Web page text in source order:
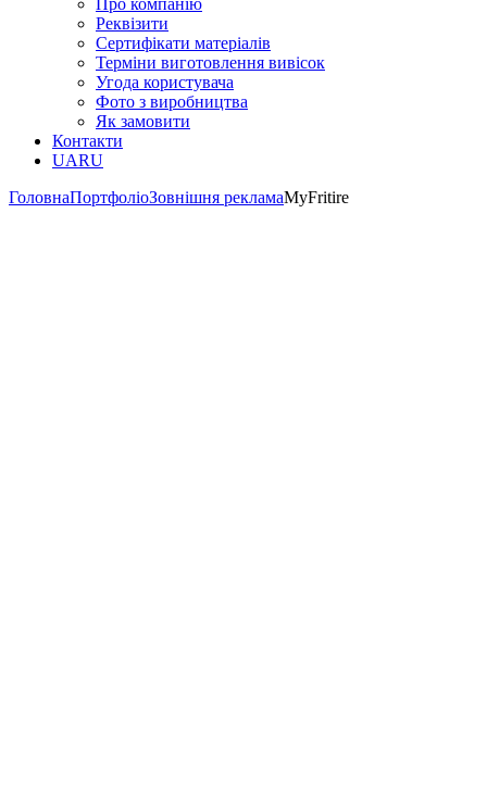
Про компанію
Реквізити
Сертифікати матеріалів
Терміни виготовлення вивісок
Угода користувача
Фото з виробництва
Як замовити
Контакти
UARU
ГоловнаПортфоліоЗовнішня рекламаMyFritire